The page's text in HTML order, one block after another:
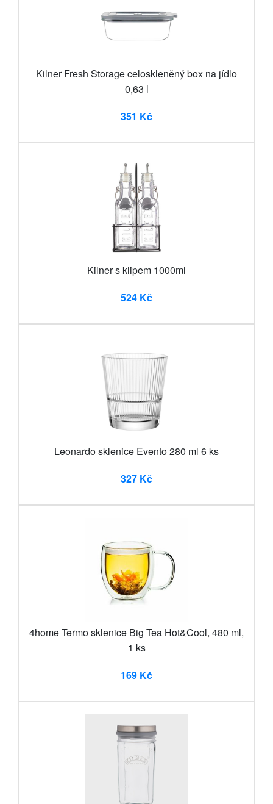
Kilner Fresh Storage celoskleněný box na jídlo
0,63 l
351 Kč
Kilner s klipem 1000ml
524 Kč
Leonardo sklenice Evento 280 ml 6 ks
327 Kč
4home Termo sklenice Big Tea Hot&Cool, 480 ml,
1 ks
169 Kč